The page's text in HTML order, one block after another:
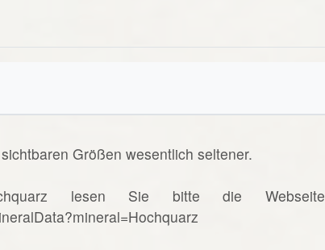
Größen wesentlich seltener.
lesen Sie bitte die Webseite